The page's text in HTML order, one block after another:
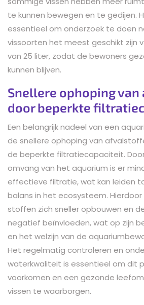
te kunnen bewegen en te gedijen.
essentieel om onderzoek te doen
vissoorten het meest geschikt zijn
van 25 liter, zodat de bewoners
kunnen blijven.
Snellere ophoping
door beperkte
Een belangrijk nadeel van een
de snellere ophoping van
de beperkte filtratiecapaciteit.
omvang van het aquarium is er
effectieve filtratie, wat kan leiden
balans in het ecosysteem. Hierdoor
stoffen zich sneller opbouwen en
negatief beïnvloeden, wat op zijn
en het welzijn van de
Het regelmatig controleren en
waterkwaliteit is essentieel om dit
voorkomen en een gezonde
vissen te waarborgen.